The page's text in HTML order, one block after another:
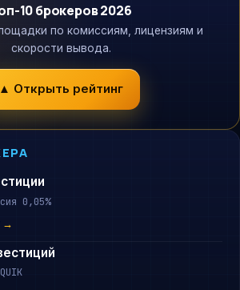
10 брокеров 2026
по комиссиям, лицензиям и
скорости вывода.
▲ Открыть рейтинг
0,05%
→